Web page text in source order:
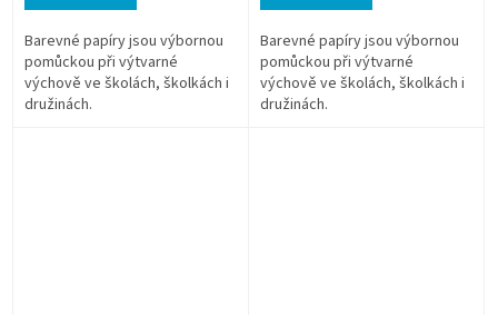
Barevné papíry jsou výbornou
pomůckou při výtvarné
výchově ve školách, školkách i
družinách.
Barevné papíry jsou výbornou
pomůckou při výtvarné
výchově ve školách, školkách i
družinách.